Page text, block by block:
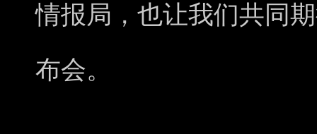
情报局，也让我们共同
布会。